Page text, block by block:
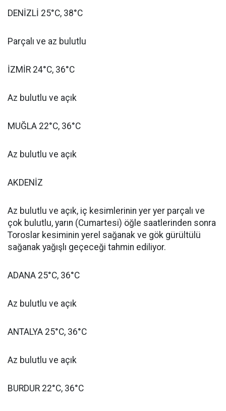
DENİZLİ 25°C, 38°C
Parçalı ve az bulutlu
İZMİR 24°C, 36°C
Az bulutlu ve açık
MUĞLA 22°C, 36°C
Az bulutlu ve açık
AKDENİZ
Az bulutlu ve açık, iç kesimlerinin yer yer parçalı ve
çok bulutlu, yarın (Cumartesi) öğle saatlerinden sonra
Toroslar kesiminin yerel sağanak ve gök gürültülü
sağanak yağışlı geçeceği tahmin ediliyor.
ADANA 25°C, 36°C
Az bulutlu ve açık
ANTALYA 25°C, 36°C
Az bulutlu ve açık
BURDUR 22°C, 36°C